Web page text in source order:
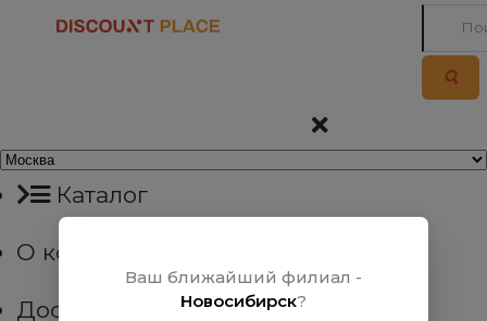
Каталог
О компании
Доставка
Ваш ближайший филиал -
Новосибирск?